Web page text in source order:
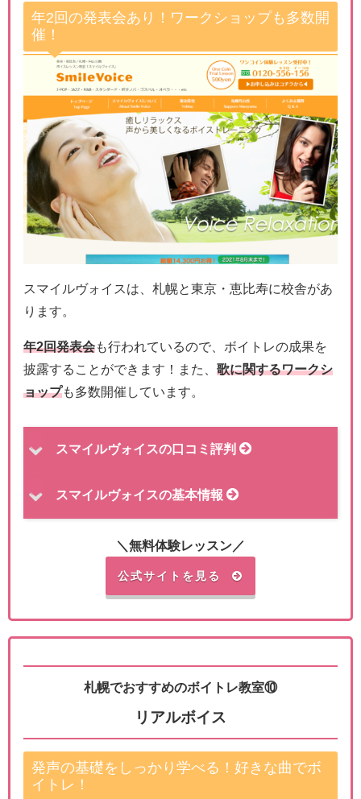
年2回の発表会あり！ワークショップも多数開
催！
スマイルヴォイスは、札幌と東京・恵比寿に校舎があ
ります。
年2回発表会も行われているので、ボイトレの成果を
披露することができます！また、 歌に関するワークシ
ョップも多数開催しています。
スマイルヴォイスの口コミ評判
スマイルヴォイスの基本情報
＼無料体験レッスン／
公式サイトを見る
札幌でおすすめのボイトレ教室⑩
リアルボイス
発声の基礎をしっかり学べる！好きな曲でボ
イトレ！